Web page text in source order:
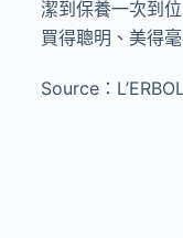
潔到保養一次到
買得聰明、美得毫
Source：